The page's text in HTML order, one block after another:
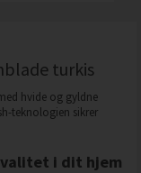
turkis
hvide og gyldne
teknologien sikrer
i dit hjem